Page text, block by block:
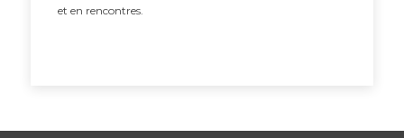
et en rencontres.